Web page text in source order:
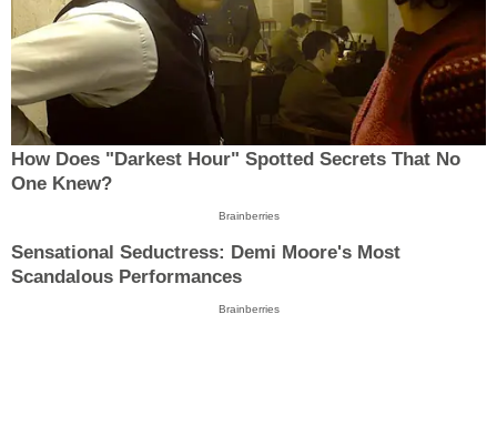
How Does "Darkest Hour" Spotted Secrets That No
One Knew?
Brainberries
Sensational Seductress: Demi Moore's Most
Scandalous Performances
Brainberries